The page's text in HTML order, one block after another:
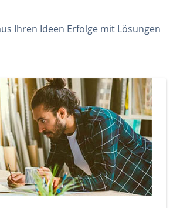
Ihren Ideen Erfolge mit Lösungen